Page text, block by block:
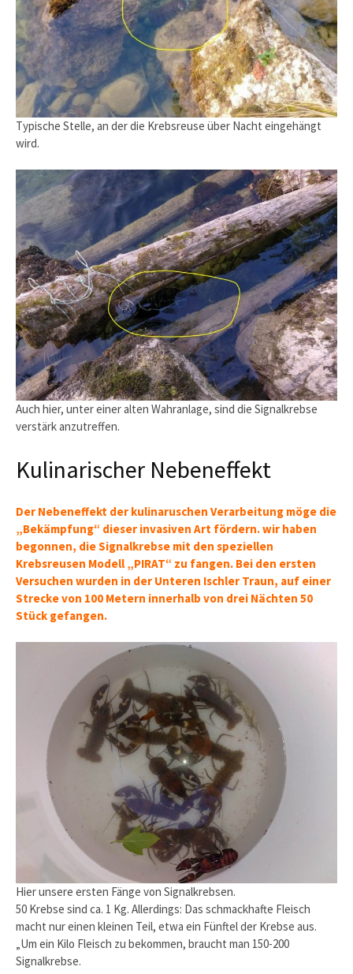
Typische Stelle, an der die Krebsreuse über Nacht eingehängt
wird.
Auch hier, unter einer alten Wahranlage, sind die Signalkrebse
verstärk anzutreffen.
Kulinarischer Nebeneffekt
Der Nebeneffekt der kulinaruschen Verarbeitung möge die
„Bekämpfung“ dieser invasiven Art fördern. wir haben
begonnen, die Signalkrebse mit den speziellen
Krebsreusen Modell „PIRAT“ zu fangen. Bei den ersten
Versuchen wurden in der Unteren Ischler Traun, auf einer
Strecke von 100 Metern innerhalb von drei Nächten 50
Stück gefangen.
Hier unsere ersten Fänge von Signalkrebsen.
50 Krebse sind ca. 1 Kg. Allerdings: Das schmackhafte Fleisch
macht nur einen kleinen Teil, etwa ein Fünftel der Krebse aus.
„Um ein Kilo Fleisch zu bekommen, braucht man 150-200
Signalkrebse.